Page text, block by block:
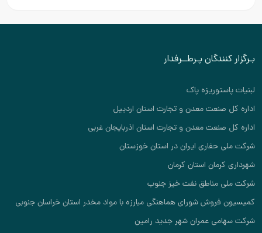
بـرگزار کنندگان پـرطــرفدار
لبنیات پاستوریزه پاک
اداره کل صنعت معدن و تجارت استان اردبیل
اداره کل صنعت معدن و تجارت استان اذربایجان غربی
شرکت ملی حفاری ایران در استان خوزستان
شهرداری کرمان استان کرمان
شرکت ملی مناطق نفت خیز جنوب
کمیسیون فروش شورای هماهنگی مبارزه با مواد مخدر استان خراسان جنوبی
شرکت سهامی عمران شهر جدید رامین